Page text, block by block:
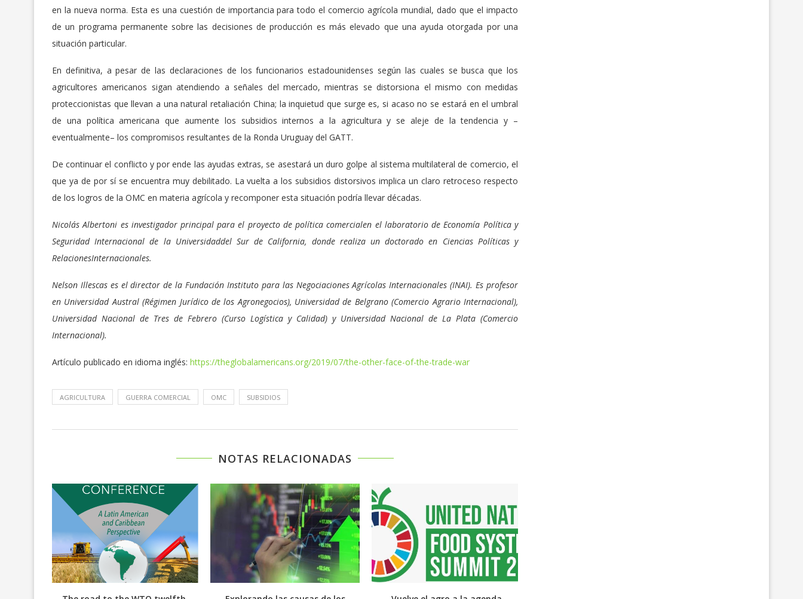
en la nueva norma. Esta es una cuestión de importancia para todo el comercio agrícola mundial, dado que el impacto
de un programa permanente sobre las decisiones de producción es más elevado que una ayuda otorgada por una
situación particular.
En definitiva, a pesar de las declaraciones de los funcionarios estadounidenses según las cuales se busca que los
agricultores americanos sigan atendiendo a señales del mercado, mientras se distorsiona el mismo con medidas
proteccionistas que llevan a una natural retaliación China; la inquietud que surge es, si acaso no se estará en el umbral
de una política americana que aumente los subsidios internos a la agricultura y se aleje de la tendencia y –
eventualmente– los compromisos resultantes de la Ronda Uruguay del GATT.
De continuar el conflicto y por ende las ayudas extras, se asestará un duro golpe al sistema multilateral de comercio, el
que ya de por sí se encuentra muy debilitado. La vuelta a los subsidios distorsivos implica un claro retroceso respecto
de los logros de la OMC en materia agrícola y recomponer esta situación podría llevar décadas.
Nicolás Albertoni es investigador principal para el proyecto de política comercialen el laboratorio de Economía Política y
Seguridad Internacional de la Universidaddel Sur de California, donde realiza un doctorado en Ciencias Políticas y
RelacionesInternacionales.
Nelson Illescases el director de la Fundación Instituto para las Negociaciones Agrícolas Internacionales (INAI). Es profesor
en Universidad Austral (Régimen Jurídico de los Agronegocios), Universidad de Belgrano (Comercio Agrario Internacional),
Universidad Nacional de Tres de Febrero (Curso Logística y Calidad) y Universidad Nacional de La Plata (Comercio
Internacional).
Artículo publicado en idioma inglés: https://theglobalamericans.org/2019/07/the-other-face-of-the-trade-war
AGRICULTURA GUERRA COMERCIAL OMC SUBSIDIOS
NOTAS RELACIONADAS